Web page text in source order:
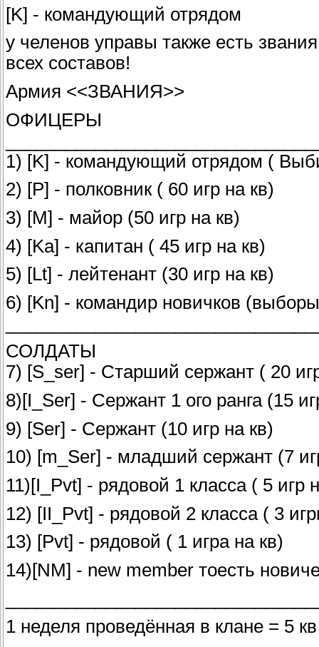
[K] - командующий отрядом
у челенов управы также есть
всех составов!
Армия <<ЗВАНИЯ>>
ОФИЦЕРЫ
1) [K] - командующий отрядом (
2) [P] - полковник ( 60 игр на кв)
3) [M] - майор (50 игр на кв)
4) [Ka] - капитан ( 45 игр на кв)
5) [Lt] - лейтенант (30 игр на кв)
6) [Kn] - командир новичков
СОЛДАТЫ
7) [S_ser] - Старший сержант ( 20
8)[I_Ser] - Сержант 1 ого ранга (15
9) [Ser] - Сержант (10 игр на кв)
10) [m_Ser] - младший сержант (7
11)[I_Pvt] - рядовой 1 класса ( 5 игр
12) [II_Pvt] - рядовой 2 класса ( 3
13) [Pvt] - рядовой ( 1 игра на кв)
14)[NM] - new member тоесть
1 неделя проведённая в клане = 5